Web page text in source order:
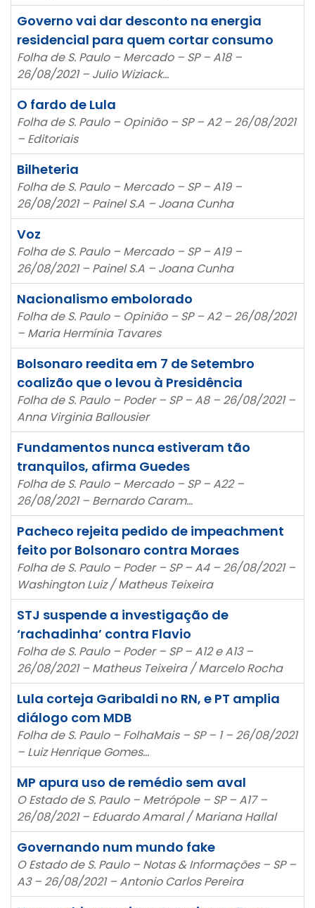
Governo vai dar desconto na energia
residencial para quem cortar consumo
Folha de S. Paulo – Mercado – SP – A18 –
26/08/2021 – Julio Wiziack…
O fardo de Lula
Folha de S. Paulo – Opinião – SP – A2 – 26/08/2021
– Editoriais
Bilheteria
Folha de S. Paulo – Mercado – SP – A19 –
26/08/2021 – Painel S.A – Joana Cunha
Voz
Folha de S. Paulo – Mercado – SP – A19 –
26/08/2021 – Painel S.A – Joana Cunha
Nacionalismo embolorado
Folha de S. Paulo – Opinião – SP – A2 – 26/08/2021
– Maria Hermínia Tavares
Bolsonaro reedita em 7 de Setembro
coalizão que o levou à Presidência
Folha de S. Paulo – Poder – SP – A8 – 26/08/2021 –
Anna Virginia Ballousier
Fundamentos nunca estiveram tão
tranquilos, afirma Guedes
Folha de S. Paulo – Mercado – SP – A22 –
26/08/2021 – Bernardo Caram…
Pacheco rejeita pedido de impeachment
feito por Bolsonaro contra Moraes
Folha de S. Paulo – Poder – SP – A4 – 26/08/2021 –
Washington Luiz / Matheus Teixeira
STJ suspende a investigação de
‘rachadinha’ contra Flavio
Folha de S. Paulo – Poder – SP – A12 e A13 –
26/08/2021 – Matheus Teixeira / Marcelo Rocha
Lula corteja Garibaldi no RN, e PT amplia
diálogo com MDB
Folha de S. Paulo – FolhaMais – SP – 1 – 26/08/2021
– Luiz Henrique Gomes…
MP apura uso de remédio sem aval
O Estado de S. Paulo – Metrópole – SP – A17 –
26/08/2021 – Eduardo Amaral / Mariana Hallal
Governando num mundo fake
O Estado de S. Paulo – Notas & Informações – SP –
A3 – 26/08/2021 – Antonio Carlos Pereira